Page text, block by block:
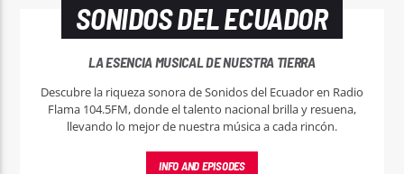
SONIDOS DEL ECUADOR
LA ESENCIA MUSICAL DE NUESTRA TIERRA
Descubre la riqueza sonora de Sonidos del Ecuador en Radio
Flama 104.5FM, donde el talento nacional brilla y resuena,
llevando lo mejor de nuestra música a cada rincón.
INFO AND EPISODES